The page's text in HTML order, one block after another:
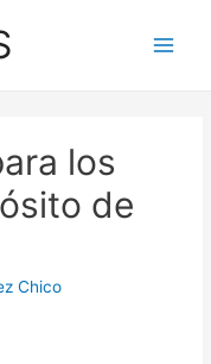
los
de
Chico